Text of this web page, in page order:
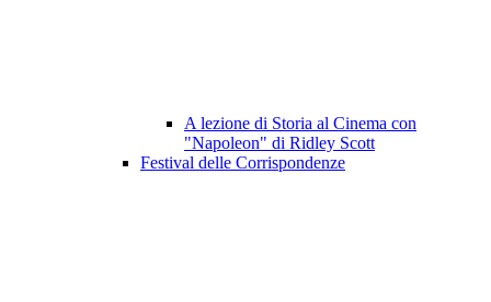
A lezione di Storia al Cinema con
"Napoleon" di Ridley Scott
Festival delle Corrispondenze